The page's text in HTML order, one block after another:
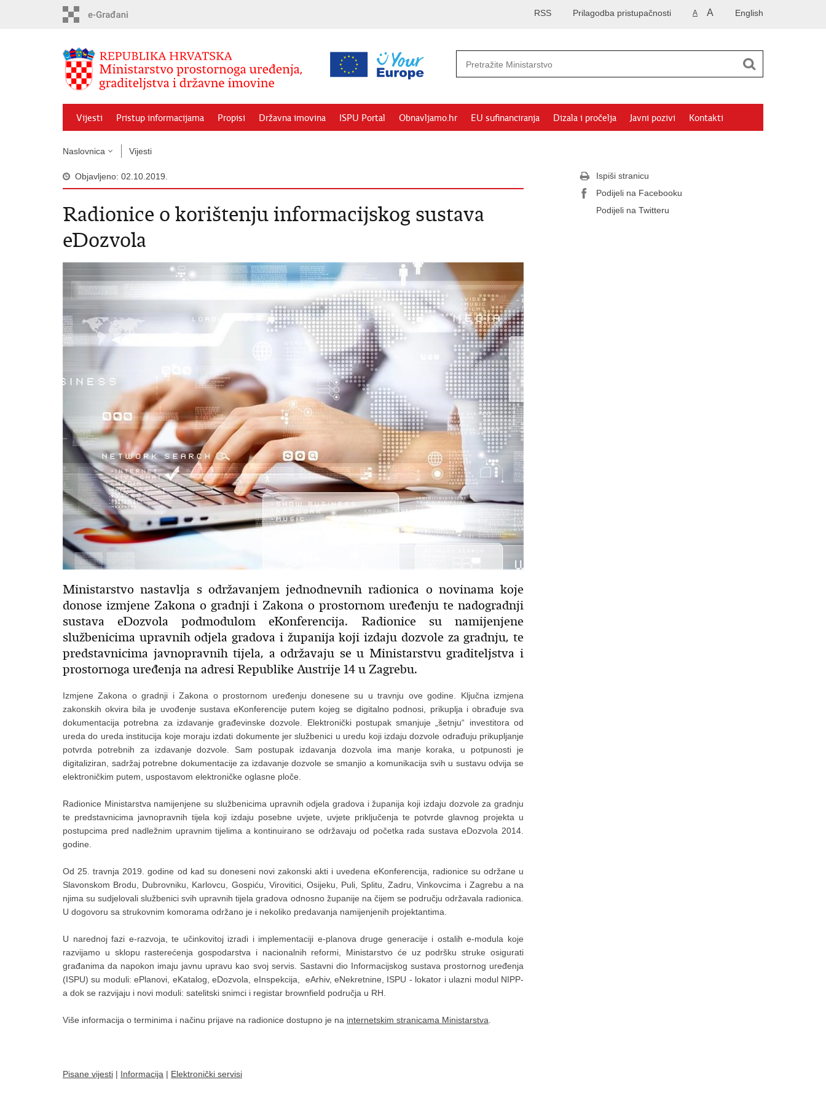
English
A A
Prilagodba pristupačnosti
RSS
Vijesti Pristup informacijama Propisi Državna imovina ISPU Portal Obnavljamo.hr EU sufinanciranja Dizala i pročelja Javni pozivi Kontakti
Naslovnica Vijesti
Objavljeno: 02.10.2019.
Radionice o korištenju informacijskog sustava
eDozvola
Ministarstvo nastavlja s održavanjem jednodnevnih radionica o novinama koje
donose izmjene Zakona o gradnji i Zakona o prostornom uređenju te nadogradnji
sustava eDozvola podmodulom eKonferencija. Radionice su namijenjene
službenicima upravnih odjela gradova i županija koji izdaju dozvole za gradnju, te
predstavnicima javnopravnih tijela, a održavaju se u Ministarstvu graditeljstva i
prostornoga uređenja na adresi Republike Austrije 14 u Zagrebu.
Izmjene Zakona o gradnji i Zakona o prostornom uređenju donesene su u travnju ove godine. Ključna izmjena
zakonskih okvira bila je uvođenje sustava eKonferencije putem kojeg se digitalno podnosi, prikuplja i obrađuje sva
dokumentacija potrebna za izdavanje građevinske dozvole. Elektronički postupak smanjuje „šetnju“ investitora od
ureda do ureda institucija koje moraju izdati dokumente jer službenici u uredu koji izdaju dozvole odrađuju prikupljanje
potvrda potrebnih za izdavanje dozvole. Sam postupak izdavanja dozvola ima manje koraka, u potpunosti je
digitaliziran, sadržaj potrebne dokumentacije za izdavanje dozvole se smanjio a komunikacija svih u sustavu odvija se
elektroničkim putem, uspostavom elektroničke oglasne ploče.
Radionice Ministarstva namijenjene su službenicima upravnih odjela gradova i županija koji izdaju dozvole za gradnju
te predstavnicima javnopravnih tijela koji izdaju posebne uvjete, uvjete priključenja te potvrde glavnog projekta u
postupcima pred nadležnim upravnim tijelima a kontinuirano se održavaju od početka rada sustava eDozvola 2014.
godine.
Od 25. travnja 2019. godine od kad su doneseni novi zakonski akti i uvedena eKonferencija, radionice su održane u
Slavonskom Brodu, Dubrovniku, Karlovcu, Gospiću, Virovitici, Osijeku, Puli, Splitu, Zadru, Vinkovcima i Zagrebu a na
njima su sudjelovali službenici svih upravnih tijela gradova odnosno županije na čijem se području održavala radionica.
U dogovoru sa strukovnim komorama održano je i nekoliko predavanja namijenjenih projektantima.
U narednoj fazi e-razvoja, te učinkovitoj izradi i implementaciji e-planova druge generacije i ostalih e-modula koje
razvijamo u sklopu rasterećenja gospodarstva i nacionalnih reformi, Ministarstvo će uz podršku struke osigurati
građanima da napokon imaju javnu upravu kao svoj servis. Sastavni dio Informacijskog sustava prostornog uređenja
(ISPU) su moduli: ePlanovi, eKatalog, eDozvola, eInspekcija, eArhiv, eNekretnine, ISPU - lokator i ulazni modul NIPP-
a dok se razvijaju i novi moduli: satelitski snimci i registar brownfield područja u RH.
Više informacija o terminima i načinu prijave na radionice dostupno je na internetskim stranicama Ministarstva
Pisane vijesti | Informacija | Elektronički servisi
Ispiši stranicu
Podijeli na Facebooku
Podijeli na Twitteru